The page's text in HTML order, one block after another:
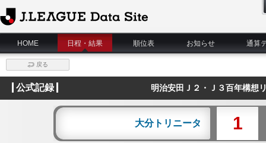
J.League Data Site
HOME
日程・結果 順位表 お知らせ 通算
戻る
公式記録 明治安田Ｊ２・Ｊ３百年構
大分トリニータ 1